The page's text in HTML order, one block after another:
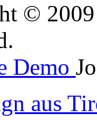
©
Demo
aus